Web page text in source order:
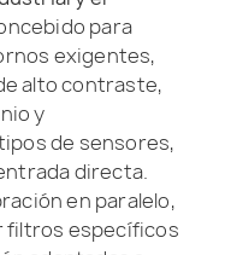
para
exigentes,
alto contraste,
y
de sensores,
directa.
en paralelo,
filtros específicos